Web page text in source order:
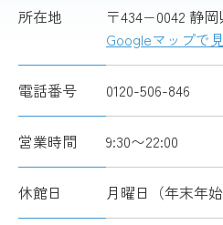
所在地
〒434−0042 静
Googleマップで
電話番号 0120-506-846
営業時間 9:30〜22:00
休館日 月曜日（年末年